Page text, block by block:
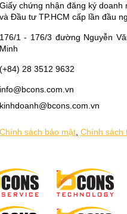
Giấy chứng nhận đăng ký doanh
và Đầu tư TP.HCM cấp lần đầu
176/1 - 176/3 đường Nguyễn
Minh
(+84) 28 3512 9632
info@bcons.com.vn
kinhdoanh@bcons.com.vn
Chính sách bảo mật, Chính sách